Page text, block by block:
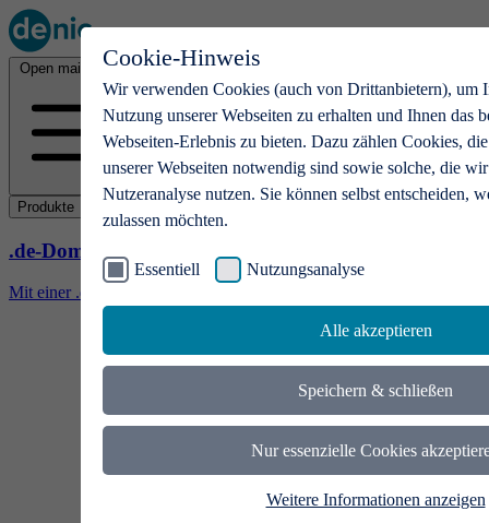
Cookie-Hinweis
Wir verwenden Cookies (auch von Drittanbietern), um
Nutzung unserer Webseiten zu erhalten und Ihnen das
Webseiten-Erlebnis zu bieten. Dazu zählen Cookies,
unserer Webseiten notwendig sind sowie solche, die
Nutzeranalyse nutzen. Sie können selbst entscheiden,
zulassen möchten.
Essentiell Nutzungsanalyse
Alle akzeptieren
Speichern & schließen
Nur essenzielle Cookies
Weitere Informationen anzeigen
Open main menu
Produkte
.de-Domains
Mit einer .de-Domain erhalten Ideen eine Bühne